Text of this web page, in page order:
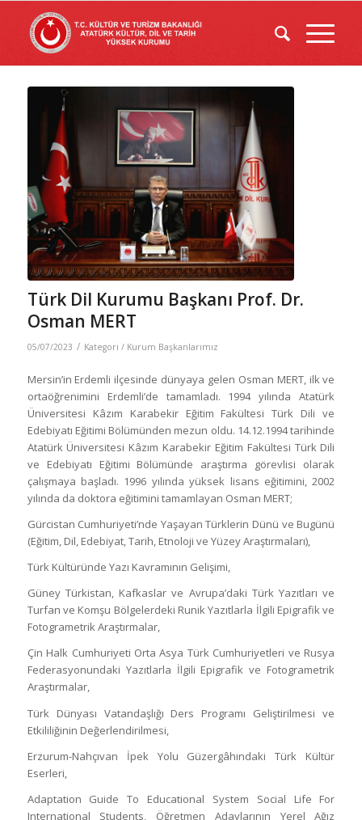
Türk Dil Kurumu Başkanı Prof. Dr.
Osman MERT
05/07/2023 / Kategori / Kurum Başkanlarımız
Mersin’in Erdemli ilçesinde dünyaya gelen Osman MERT, ilk ve
ortaöğrenimini Erdemli’de tamamladı. 1994 yılında Atatürk
Üniversitesi Kâzım Karabekir Eğitim Fakültesi Türk Dili ve
Edebiyatı Eğitimi Bölümünden mezun oldu. 14.12.1994 tarihinde
Atatürk Üniversitesi Kâzım Karabekir Eğitim Fakültesi Türk Dili
ve Edebiyatı Eğitimi Bölümünde araştırma görevlisi olarak
çalışmaya başladı. 1996 yılında yüksek lisans eğitimini, 2002
yılında da doktora eğitimini tamamlayan Osman MERT;
Gürcistan Cumhuriyeti’nde Yaşayan Türklerin Dünü ve Bugünü
(Eğitim, Dil, Edebiyat, Tarih, Etnoloji ve Yüzey Araştırmaları),
Türk Kültüründe Yazı Kavramının Gelişimi,
Güney Türkistan, Kafkaslar ve Avrupa’daki Türk Yazıtları ve
Turfan ve Komşu Bölgelerdeki Runik Yazıtlarla İlgili Epigrafik ve
Fotogrametrik Araştırmalar,
Çin Halk Cumhuriyeti Orta Asya Türk Cumhuriyetleri ve Rusya
Federasyonundaki Yazıtlarla İlgili Epigrafik ve Fotogrametrik
Araştırmalar,
Türk Dünyası Vatandaşlığı Ders Programı Geliştirilmesi ve
Etkililiğinin Değerlendirilmesi,
Erzurum-Nahçıvan İpek Yolu Güzergâhındaki Türk Kültür
Eserleri,
Adaptation Guide To Educational System Social Life For
International Students, Öğretmen Adaylarının Yerel Ağız